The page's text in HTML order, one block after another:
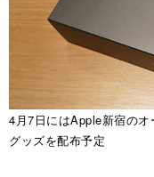
4月7日にはApple新宿の
グッズを配布予定